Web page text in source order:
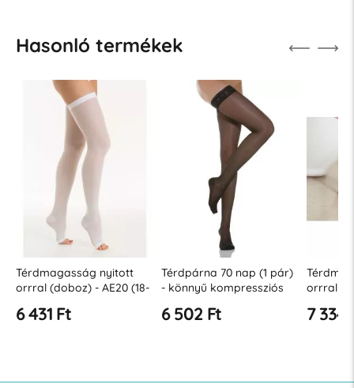
Hasonló termékek
Térdmagasság nyitott
orrral (doboz) - AE20 (18-
6 431 Ft
Térdpárna 70 nap (1 pár)
- könnyű kompressziós
6 502 Ft
orrral
22
7 334